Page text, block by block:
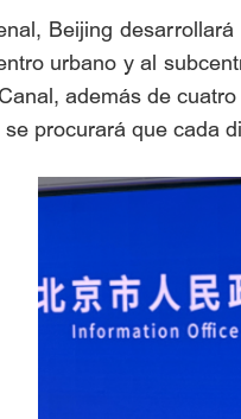
Beijing
urbano y al
además de
procurará que cada